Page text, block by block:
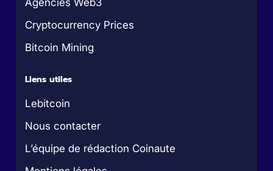
Agencies Web3
Cryptocurrency Prices
Bitcoin Mining
Liens utiles
Lebitcoin
Nous contacter
L’équipe de rédaction Coinaute